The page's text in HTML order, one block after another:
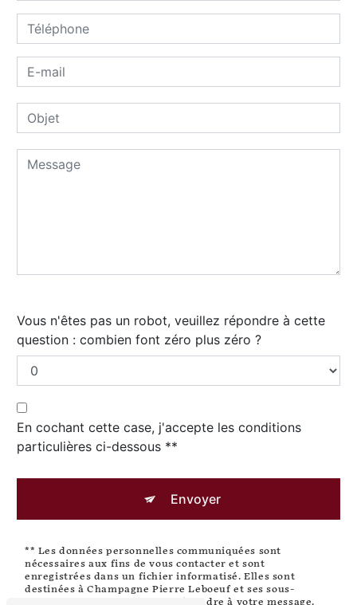
Vous n'êtes pas un robot, veuillez répondre à cette
question : combien font zéro plus zéro ?
En cochant cette case, j'accepte les conditions
particulières ci-dessous **
Envoyer
** Les données personnelles communiquées sont
nécessaires aux fins de vous contacter et sont
enregistrées dans un fichier informatisé. Elles sont
destinées à Champagne Pierre Leboeuf et ses sous-
traitants dans le seul but de répondre à votre message.